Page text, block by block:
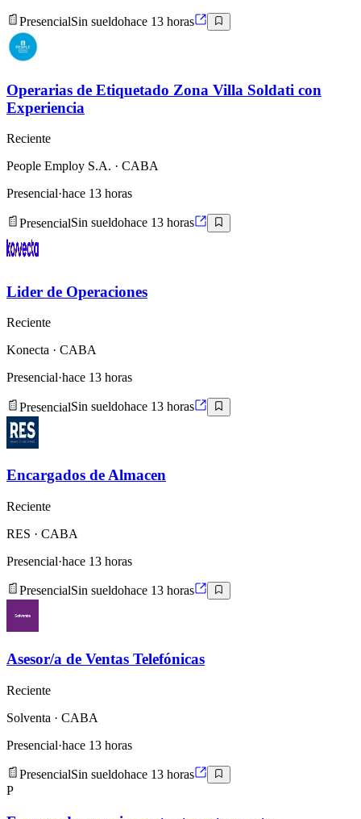
PresencialSin sueldohace 13 horas
Operarias de Etiquetado Zona Villa Soldati con
Experiencia
Reciente
People Employ S.A. · CABA
Presencial·hace 13 horas
PresencialSin sueldohace 13 horas
Lider de Operaciones
Reciente
Konecta · CABA
Presencial·hace 13 horas
PresencialSin sueldohace 13 horas
Encargados de Almacen
Reciente
RES · CABA
Presencial·hace 13 horas
PresencialSin sueldohace 13 horas
Asesor/a de Ventas Telefónicas
Reciente
Solventa · CABA
Presencial·hace 13 horas
PresencialSin sueldohace 13 horas
P